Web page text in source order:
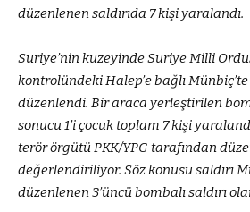
düzenlenen saldırıda 7 kişi yaralandı.
Suriye’nin kuzeyinde Suriye Milli
kontrolündeki Halep’e bağlı Münbiç’te
düzenlendi. Bir araca yerleştirilen
sonucu 1’i çocuk toplam 7 kişi
terör örgütü PKK/YPG tarafından
değerlendiriliyor. Söz konusu saldırı
düzenlenen 3’üncü bombalı saldırı